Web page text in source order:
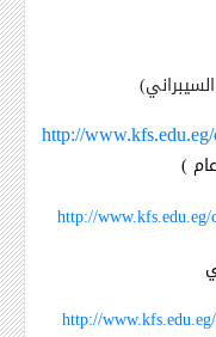
http://
)
http://
http://